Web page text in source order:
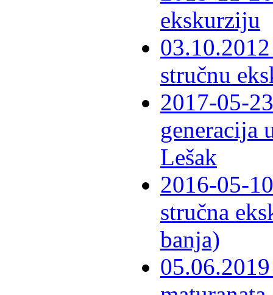
ekskurziju
stručnu
2017-05-
generacija
Lešak
2016-05-
stručna
banja)